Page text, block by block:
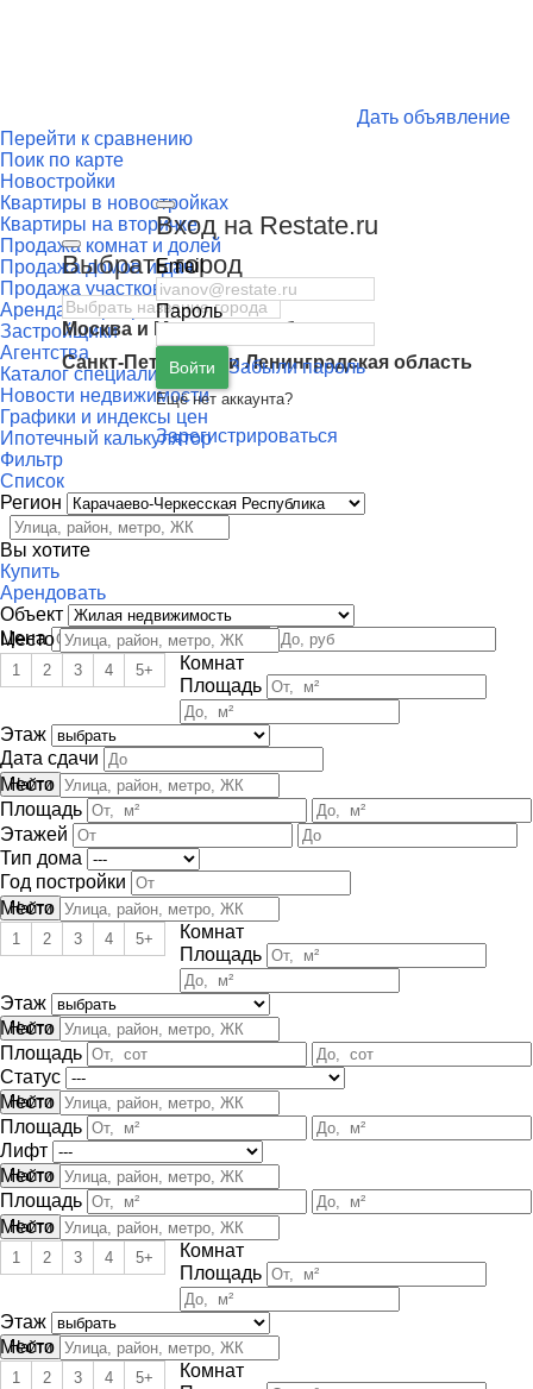
Дать объявление
Перейти к сравнению
Поик по карте
Новостройки
Квартиры в новостройках
Квартиры на вторичке
Продажа комнат и долей
Продажа домов и дач
Продажа участков
Аренда квартир
Застройщики
Агентства
Каталог специалистов
Новости недвижимости
Графики и индексы цен
Ипотечный калькулятор
Выбрать город
Москва и Московская область
Санкт-Петербург
иЛенинградская область
Вход на Restate.ru
Email
Пароль
Войти Забыли пароль
Ещё нет аккаунта?
Зарегистрироваться
Фильтр
Список
Регион
Вы хотите
Купить
Арендовать
Объект
Цена
Место
Комнат
1 2 3 4 5+
Площадь
Этаж
Дата сдачи
Место
Площадь
Этажей
Тип дома
Год постройки
Место
Комнат
1 2 3 4 5+
Площадь
Этаж
Место
Площадь
Статус
Место
Площадь
Лифт
Место
Площадь
Место
Комнат
1 2 3 4 5+
Площадь
Этаж
Место
Комнат
1 2 3 4 5+